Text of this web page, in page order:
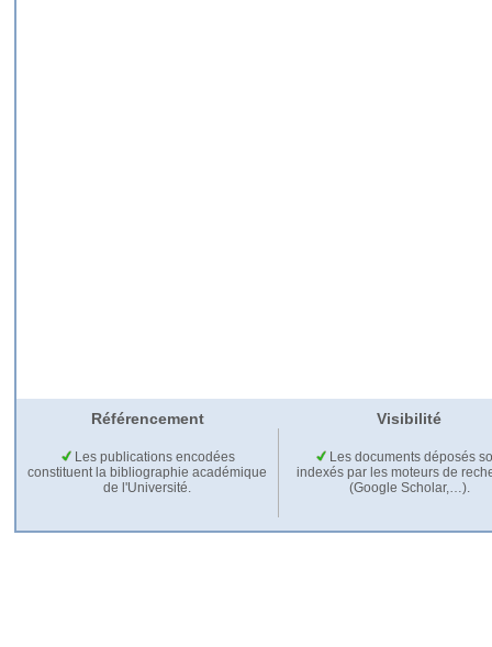
Référencement Visibilité
Les publications encodées
constituent la bibliographie académique
de l'Université.
Les documents déposés
indexés par les moteurs de
(Google Scholar,…).